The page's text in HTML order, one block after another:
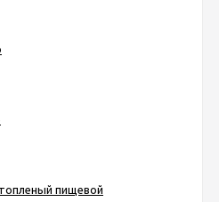
пищевой